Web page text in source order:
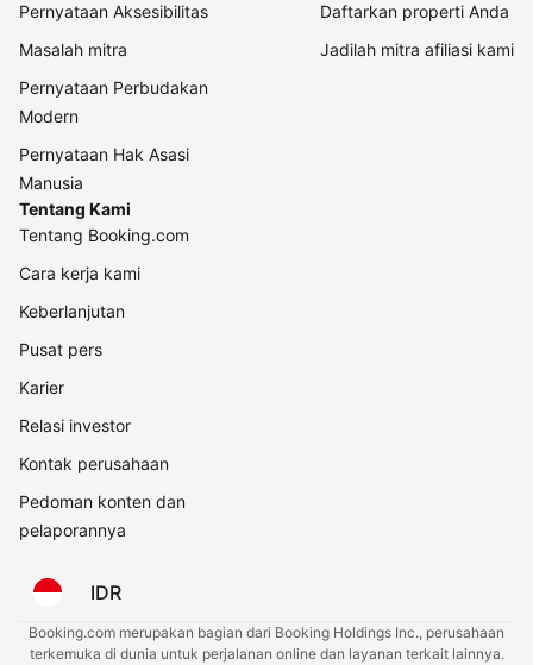
Pernyataan Aksesibilitas
Masalah mitra
Pernyataan Perbudakan
Modern
Pernyataan Hak Asasi
Manusia
Daftarkan properti Anda
Jadilah mitra afiliasi kami
Tentang Kami
Tentang Booking.com
Cara kerja kami
Keberlanjutan
Pusat pers
Karier
Relasi investor
Kontak perusahaan
Pedoman konten dan
pelaporannya
IDR
Booking.com merupakan bagian dari Booking Holdings Inc., perusahaan
terkemuka di dunia untuk perjalanan online dan layanan terkait lainnya.